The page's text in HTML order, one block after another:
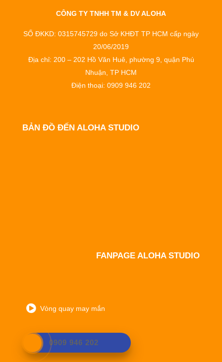
CÔNG TY TNHH TM & DV ALOHA
SỐ ĐKKD: 0315745729 do Sở KHĐT TP HCM cấp ngày
20/06/2019
Địa chỉ: 200 – 202 Hồ Văn Huê, phường 9, quận Phú
Nhuận, TP HCM
Điện thoại: 0909 946 202
BẢN ĐỒ ĐẾN ALOHA STUDIO
FANPAGE ALOHA STUDIO
Vòng quay may mắn
0909 946 202